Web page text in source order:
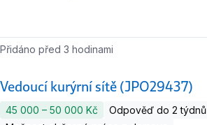
Vedoucí kurýrní sítě (JPO29437)
Přidáno před 3 hodinami
45 000 ‍–‍ 50 000 Kč
Odpověď do 2 týdnů